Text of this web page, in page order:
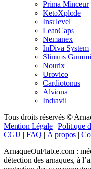
Insulevel
LeanCaps
Nemanex
InDiva System
Slimms
Nourix
Urovico
Cardiotonus
Alviona
Indravil
Tous droits réservés ©
CGU |FAQ|À propos|
ArnaqueOuFiable.com :
protection des
alertes, analyses et retours